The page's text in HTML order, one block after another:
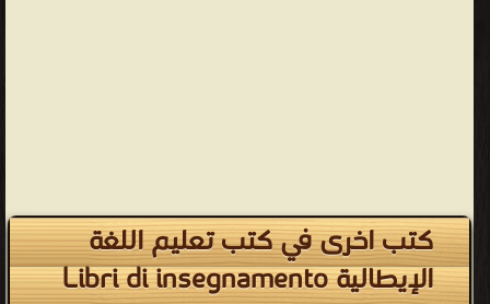
كتب اخرى في كتب تعليم اللغة
الإيطالية Libri di insegnamento